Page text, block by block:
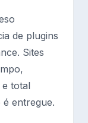
de plugins
Sites
total
entregue.